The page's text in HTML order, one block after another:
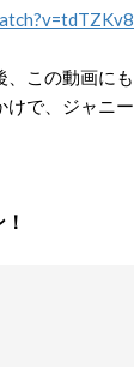
この動画に
で、ジャニ